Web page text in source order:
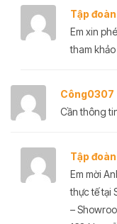
Tập
Em xin
tham khảo
Công0307
Cần thông
Tập
Em mời
thực tế tại
–